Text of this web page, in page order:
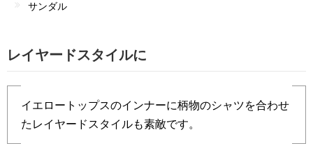
サンダル
レイヤードスタイルに
イエロートップスのインナーに柄物のシャツを合わせ
たレイヤードスタイルも素敵です。